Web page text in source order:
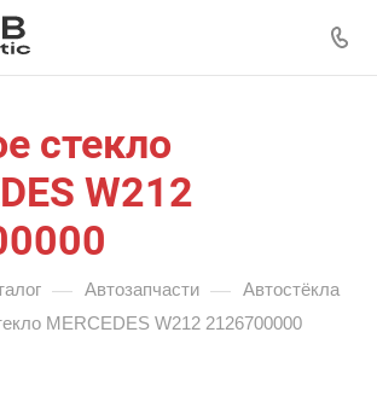
стекло
W212
— Автозапчасти — Автостёкла
MERCEDES W212 2126700000